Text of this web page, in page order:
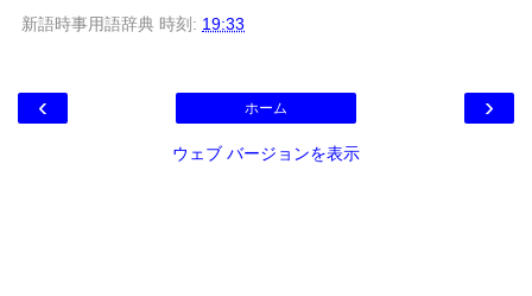
新語時事用語辞典 時刻: 19:33
‹ ›
ホーム
ウェブ バージョンを表示